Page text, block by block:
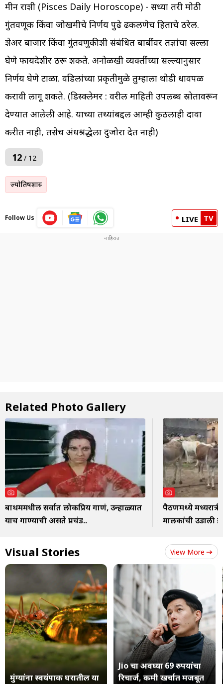
मीन राशी (Pisces Daily Horoscope) - सध्या तरी मोठी
गुंतवणूक किंवा जोखमीचे निर्णय पुढे ढकलणेच हिताचे ठरेल.
शेअर बाजार किंवा गुंतवणुकीशी संबंधित बाबींवर तज्ञांचा सल्ला
घेणे फायदेशीर ठरू शकते. अनोळखी व्यक्तींच्या सल्ल्यानुसार
निर्णय घेणे टाळा. वडिलांच्या प्रकृतीमुळे तुम्हाला थोडी धावपळ
करावी लागू शकते. (डिस्क्लेमर : वरील माहिती उपलब्ध स्रोतावरून
देण्यात आलेली आहे. याच्या तथ्यांबद्दल आम्ही कुठलाही दावा
करीत नाही, तसेच अंधश्रद्धेला दुजोरा देत नाही)
12/ 12
ज्योतिषशास्त्र
Follow Us LIVE TV
Related Photo Gallery
बाथरुममधील सर्वात लोकप्रिय गाणं, उन्हाळ्यात
याच गाण्याची असते प्रचंड..
पैठणमध्ये
मालकांची उडाली
Visual Stories View More
मुंग्यांना स्वयंपाक घरातील या
Jio चा अवघ्या 69 रुपयांचा
रिचार्ज, कमी खर्चात मजबूत